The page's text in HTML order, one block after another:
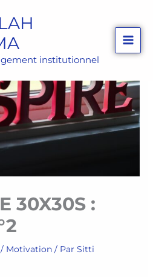
institutionnel
30X30S :
/ Motivation/ Par Sitti